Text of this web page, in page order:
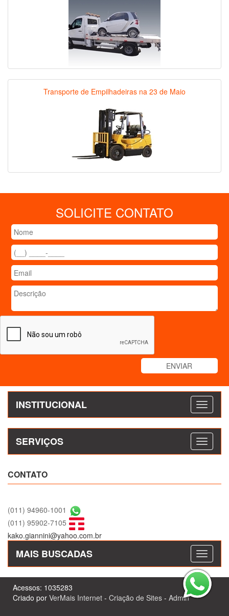
Transporte de Empilhadeiras na 23 de Maio
SOLICITE CONTATO
INSTITUCIONAL
SERVIÇOS
CONTATO
(011) 94960-1001
(011) 95902-7105
kako.giannini@yahoo.com.br
MAIS BUSCADAS
Acessos: 1035283
Criado por VerMais Internet - Criação de Sites - Admin